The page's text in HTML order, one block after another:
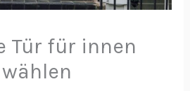
Tür für innen